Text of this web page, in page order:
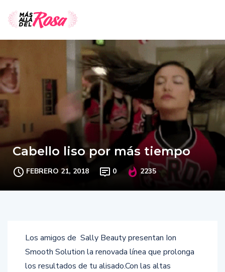
Cabello liso por más tiempo
FEBRERO 21, 2018 0 2235
Los amigos de Sally Beauty presentan Ion
Smooth Solution la renovada línea que prolonga
los resultados de tu alisado.Con las altas